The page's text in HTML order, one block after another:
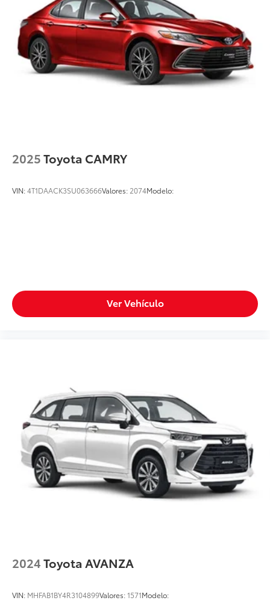
2025Toyota CAMRY
VIN:4T1DAACK3SU063666Valores: 2074Modelo:
Ver Vehículo
2024Toyota AVANZA
VIN: MHFAB1BY4R3104899Valores:1571Modelo: